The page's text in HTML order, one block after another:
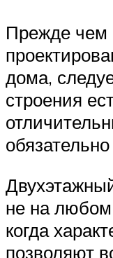
Прежде чем
дома,
строения
не на
когда
позволяют